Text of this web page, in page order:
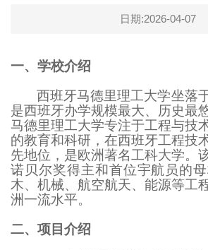
日期:2026-04-07
一、 学校介绍
西班牙马德里理工大学坐落
是西班牙办学规模最大、历史最
马德里理工大学专注于工程与技
的教育和科研，在西班牙工程技
先地位，是欧洲著名工科大学。
诺贝尔奖得主和首位宇航员的
木、机械、航空航天、能源等工
洲一流水平。
二、项目介绍